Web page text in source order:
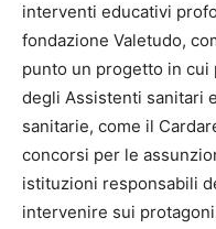
interventi educativi
fondazione Valetudo,
punto un progetto in cui
degli Assistenti sanitari
sanitarie, come il
concorsi per le
istituzioni responsabili
intervenire sui